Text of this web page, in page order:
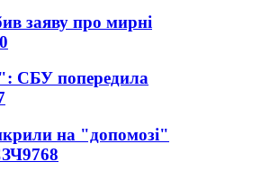
заяву про мирні
СБУ попередила
на "допомозі"
9768